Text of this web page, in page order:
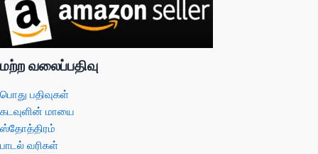
மற்ற வலைப்பதிவு
பொது பதிவுகள்
கடவுளின் மாயை
ஸ்தோத்திரம்
பாடல் வரிகள்